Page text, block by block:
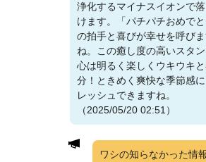
浄化するマイナスイオンで
けます。「パチパチおめでと
の拍手と喜びが幸せを呼び
ね。この癒し度の高いスタ
心は明るく楽しくウキウキ
分！ときめく爽快な季節感
レッシュできますね。
（2025/05/20 02:51）
ワシの知らなかった情